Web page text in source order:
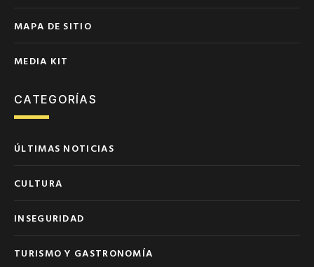
MAPA DE SITIO
MEDIA KIT
CATEGORÍAS
ÚLTIMAS NOTICIAS
CULTURA
INSEGURIDAD
TURISMO Y GASTRONOMÍA